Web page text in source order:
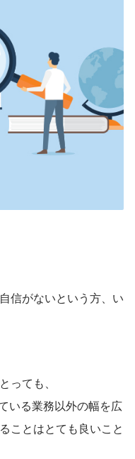
信がないという方、い
っても、
いる業務以外の幅を広
ことはとても良いこと